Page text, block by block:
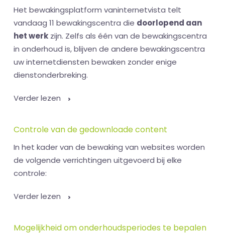
Het bewakingsplatform vaninternetvista telt
vandaag 11 bewakingscentra die doorlopend aan
het werk zijn. Zelfs als één van de bewakingscentra
in onderhoud is, blijven de andere bewakingscentra
uw internetdiensten bewaken zonder enige
dienstonderbreking.
Verder lezen
Controle van de gedownloade content
In het kader van de bewaking van websites worden
de volgende verrichtingen uitgevoerd bij elke
controle:
Verder lezen
Mogelijkheid om onderhoudsperiodes te bepalen